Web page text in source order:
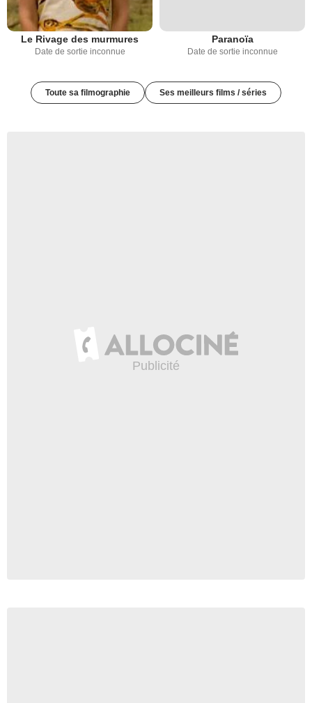
Le Rivage des murmures
Date de sortie inconnue
Paranoïa
Date de sortie inconnue
Toute sa filmographie Ses meilleurs films / séries